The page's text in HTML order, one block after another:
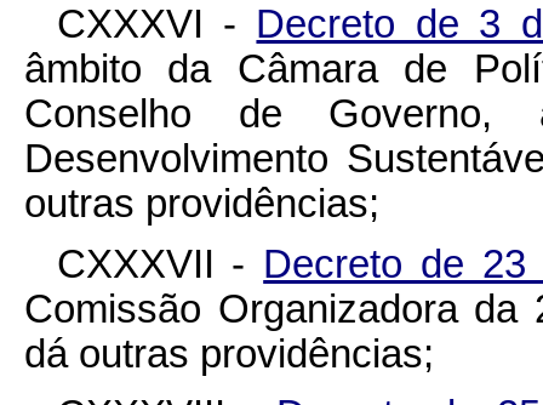
CXXXVI - Decreto de 3
âmbito da Câmara de
Conselho de
Desenvolvimento
outras providências;
CXXXVII - Decreto de
Comissão Organizadora da
dá outras providências;